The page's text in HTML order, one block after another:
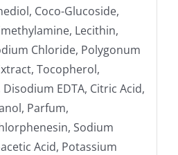
Coco-Glucoside,
Lecithin,
Chloride, Polygonum
Tocopherol,
EDTA, Citric Acid,
Parfum,
Sodium
Acid, Potassium